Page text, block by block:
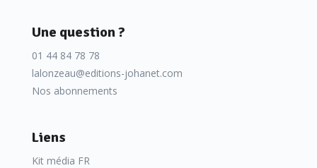
Une question ?
01 44 84 78 78
lalonzeau@editions-johanet.com
Nos abonnements
Liens
Kit média FR